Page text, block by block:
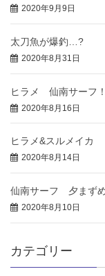
2020年9月9日
太刀魚が爆釣…?
2020年8月31日
ヒラメ 仙南サーフ！
2020年8月16日
ヒラメ&スルメイカ
2020年8月14日
仙南サーフ 夕まずめ
2020年8月10日
カテゴリー